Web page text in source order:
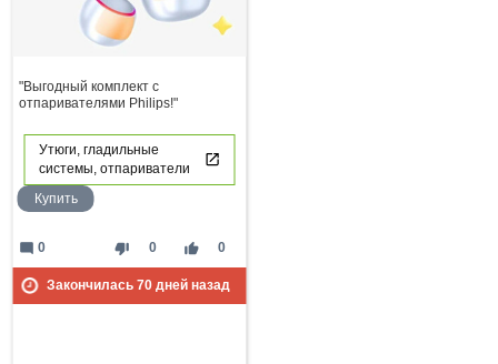
"Выгодный комплект с
отпаривателями Philips!"
Утюги, гладильные
системы, отпариватели
Купить
thumb_down 0 thumb_up 0
mode_comment 0
Закончилась 70дней назад